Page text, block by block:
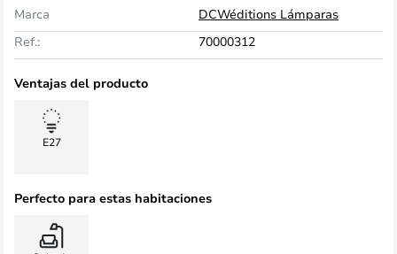
Marca
DCWéditions Lámparas
Ref.:
70000312
Ventajas del producto
E27
Perfecto para estas habitaciones